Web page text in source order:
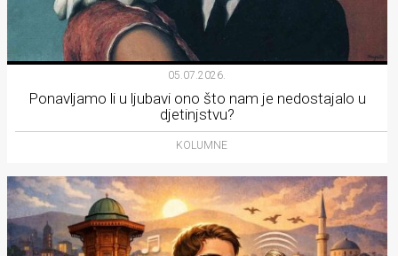
05.07.2026.
Ponavljamo li u ljubavi ono što nam je nedostajalo u
djetinjstvu?
KOLUMNE